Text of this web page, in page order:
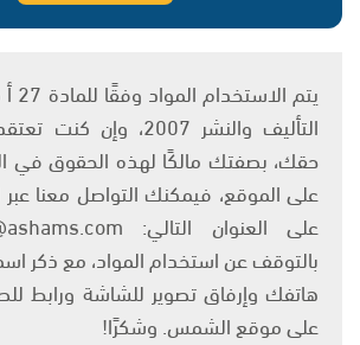
التأليف والنشر 2007،
حقك، بصفتك مالكًا لهذه الحقوق في
على الموقع، فيمكنك التواصل معنا عبر
بالتوقف عن استخدام المواد، مع ذكر
هاتفك وإرفاق تصوير للشاشة ورابط
على موقع الشمس. وشكرًا!